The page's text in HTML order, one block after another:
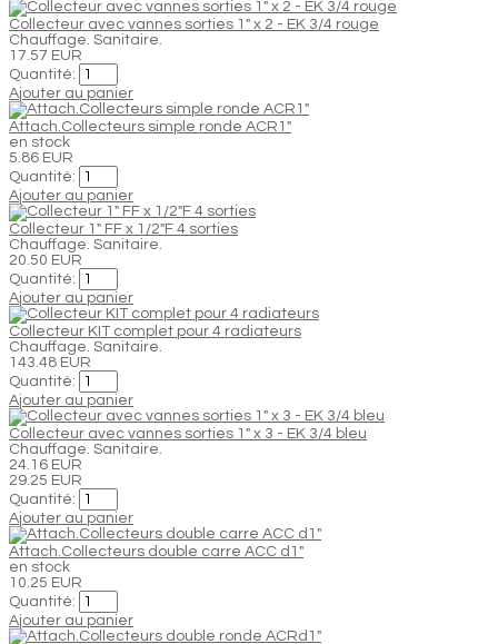
Collecteur avec vannes sorties 1" x 2 - EK 3/4 rouge
Chauffage. Sanitaire.
17.57 EUR
Quantité:
Ajouter au panier
Attach.Collecteurs simple ronde ACR1"
en stock
5.86 EUR
Quantité:
Ajouter au panier
Collecteur 1" FF x 1/2"F 4 sorties
Chauffage. Sanitaire.
20.50 EUR
Quantité:
Ajouter au panier
Collecteur KIT complet pour 4 radiateurs
Chauffage. Sanitaire.
143.48 EUR
Quantité:
Ajouter au panier
Collecteur avec vannes sorties 1" x 3 - EK 3/4 bleu
Chauffage. Sanitaire.
24.16 EUR
29.25 EUR
Quantité:
Ajouter au panier
Attach.Collecteurs double carre ACC d1"
en stock
10.25 EUR
Quantité:
Ajouter au panier